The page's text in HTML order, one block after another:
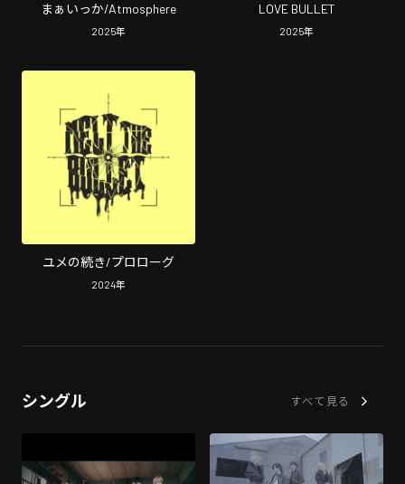
まぁいっか/Atmosphere
2025年
LOVE BULLET
2025年
ユメの続き/プロローグ
2024年
シングル すべて見る